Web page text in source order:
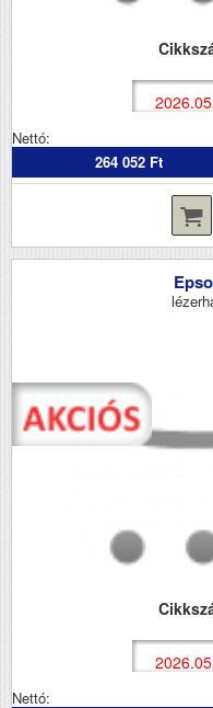
Nettó:
264 052 Ft
Nettó: